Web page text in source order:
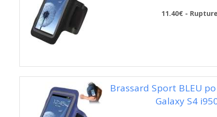
11.40€ -
Brassard Sport BLEU
Galaxy S4